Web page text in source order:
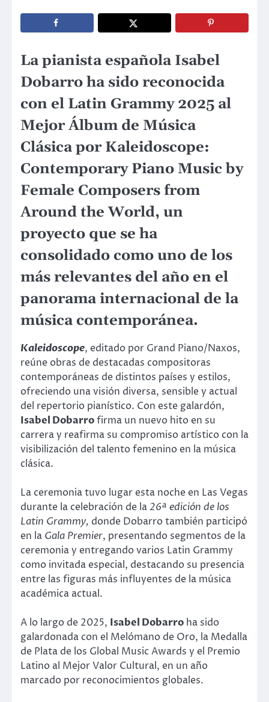
La pianista española Isabel
Dobarro ha sido reconocida
con el Latin Grammy 2025 al
Mejor Álbum de Música
Clásica por Kaleidoscope:
Contemporary Piano Music by
Female Composers from
Around the World, un
proyecto que se ha
consolidado como uno de los
más relevantes del año en el
panorama internacional de la
música contemporánea.
Kaleidoscope, editado por Grand Piano/Naxos,
reúne obras de destacadas compositoras
contemporáneas de distintos países y estilos,
ofreciendo una visión diversa, sensible y actual
del repertorio pianístico. Con este galardón,
Isabel Dobarrofirma un nuevo hito en su
carrera y reafirma su compromiso artístico con la
visibilización del talento femenino en la música
clásica.
La ceremonia tuvo lugar esta noche en Las Vegas
durante la celebración de la26ª edición de los
Latin Grammy, donde Dobarro también participó
en la Gala Premier, presentando segmentos de la
ceremonia y entregando varios Latin Grammy
como invitada especial, destacando su presencia
entre las figuras más influyentes de la música
académica actual.
A lo largo de 2025, Isabel Dobarro ha sido
galardonada con el Melómano de Oro, la Medalla
de Plata de los Global Music Awards y el Premio
Latino al Mejor Valor Cultural, en un año
marcado por reconocimientos globales.